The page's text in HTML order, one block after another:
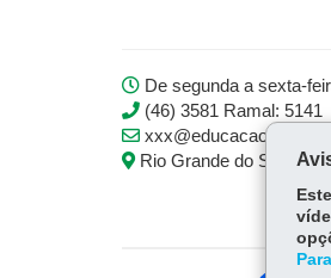
De segunda a sexta-
(46) 3581 Ramal: 5141
xxx@educacao.pr.gov.br
Rio Grande do Sul,